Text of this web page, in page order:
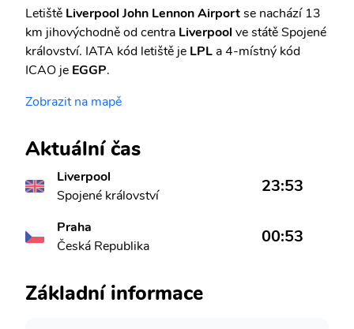
Letiště Liverpool John Lennon Airportse nachází 13
km jihovýchodně od centra Liverpool ve státě Spojené
království. IATA kód letiště je LPL a 4-místný kód
ICAO je EGGP.
Zobrazit na mapě
Aktuální čas
Liverpool
Spojené království
23:53
Praha
Česká Republika
00:53
Základní informace